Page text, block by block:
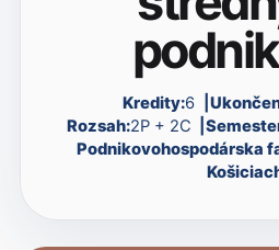
Kredity:6
Rozsah:2P + 2C
Podnikovohospodárska